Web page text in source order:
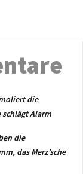
die
schlägt Alarm
die
das Merz’sche